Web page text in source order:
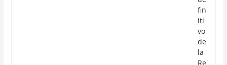
fin
iti
vo
de
la
Re